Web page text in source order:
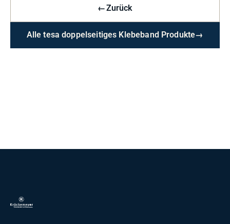
←Zurück
Alle tesa doppelseitiges Klebeband Produkte→